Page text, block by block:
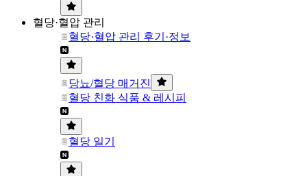
혈당·혈압 관리
혈당·혈압 관리 후기·정보
당뇨/혈당 매거진
혈당 친화 식품 & 레시피
혈당 일기